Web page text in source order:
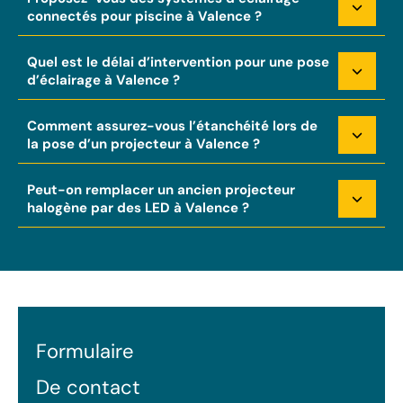
connectés pour piscine à Valence ?
Quel est le délai d’intervention pour une pose
d’éclairage à Valence ?
Comment assurez-vous l’étanchéité lors de
la pose d’un projecteur à Valence ?
Peut-on remplacer un ancien projecteur
halogène par des LED à Valence ?
Formulaire
De contact